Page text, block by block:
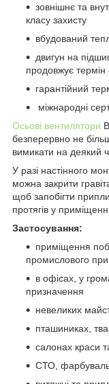
зовнішнє та
класу захисту
вбудований
двигун на
продовжує термін
гарантійний
міжнародні
Осьові вентилятори
безперервно не
вимикати на деякий
У разі настінного
можна закрити
щоб запобігти
протягів у
Застосування:
приміщення
промислового
в офісах, у
призначення
невеликих
пташиниках,
салонах краси
СТО,